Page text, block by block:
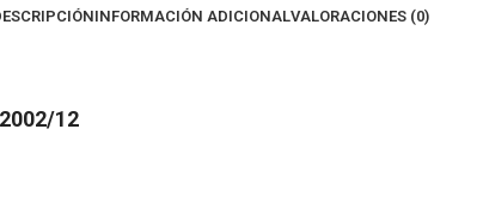
INFORMACIÓN ADICIONALVALORACIONES (0)
12